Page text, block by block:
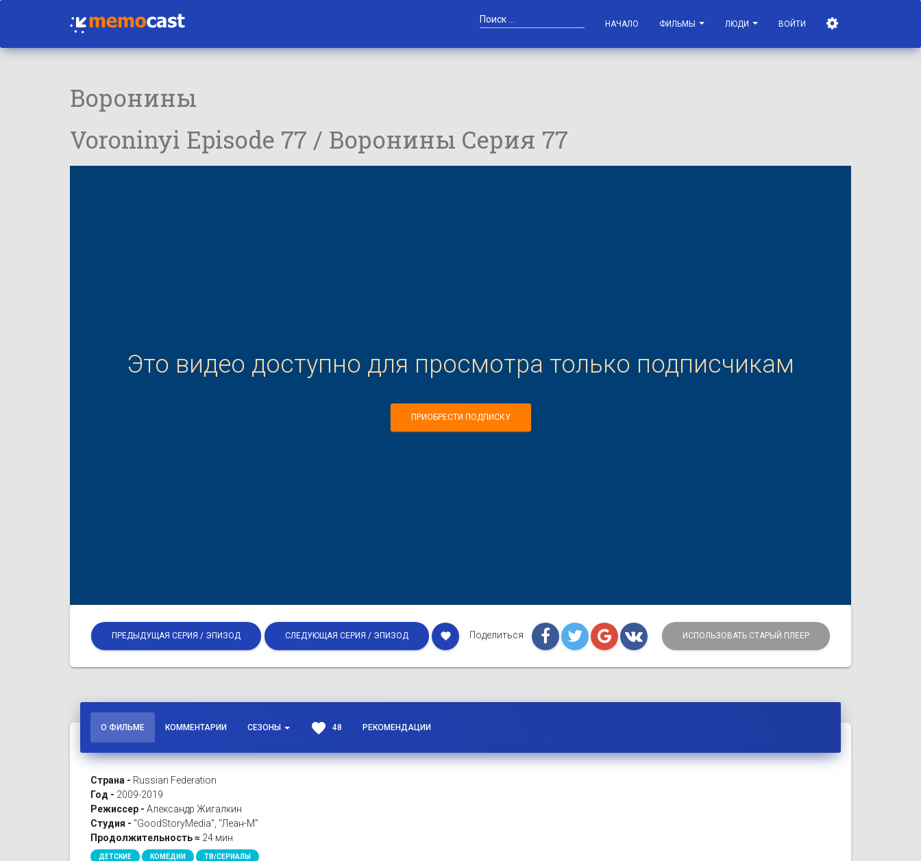
НАЧАЛО ФИЛЬМЫ ЛЮДИ ВОЙТИ
Воронины
Voroninyi Episode 77 / Воронины Серия 77
Это видео доступно для просмотра только подписчикам
ПРИОБРЕСТИ ПОДПИСКУ
ПРЕДЫДУЩАЯ СЕРИЯ / ЭПИЗОД СЛЕДУЮЩАЯ СЕРИЯ / ЭПИЗОД favorite Поделиться ИСПОЛЬЗОВАТЬ СТАРЫЙ ПЛЕЕР
О ФИЛЬМЕ КОММЕНТАРИИ СЕЗОНЫ favorite 48 РЕКОМЕНДАЦИИ
Страна - Russian Federation
Год - 2009-2019
Режиссер - Александр Жигалкин
Студия - "GoodStoryMedia", "Леан-М"
Продолжительность ≈ 24 мин
ДЕТСКИЕ КОМЕДИИ ТВ/СЕРИАЛЫ